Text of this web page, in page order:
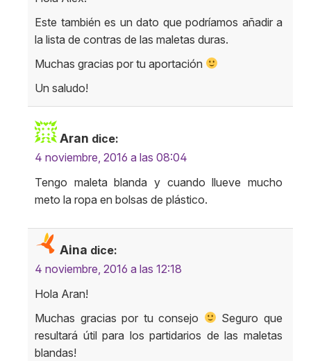
Este también es un dato que podríamos añadir a
la lista de contras de las maletas duras.
Muchas gracias por tu aportación
Un saludo!
Aran dice:
4 noviembre, 2016 a las 08:04
Tengo maleta blanda y cuando llueve mucho
meto la ropa en bolsas de plástico.
Aina dice:
4 noviembre, 2016 a las 12:18
Hola Aran!
Muchas gracias por tu consejo
Seguro que
resultará útil para los partidarios de las maletas
blandas!